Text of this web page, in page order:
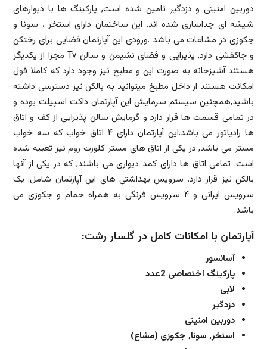
دوربین امنیتی و دزدگیر تامین شده است, پارکینگ ها با دیوارهای
شیشه ای جداسازی شده اند. این ساختمان دارای استخر ، سونا و
جکوزی در مشاعات می باشد .ورودی این آپارتمان فضایی برای رختکن
و جاکفشی دارد, پذیرایی و فضای نشیمن و سالن Tv مجزا از یکدیگر
هستند آشپزخانه به صورت اپن و مطبخ نیز وجود دارد که کاملا فول
امکانت هستند از داخل مطبخ میتوانید به بالکن نیز دسترسی داشته
باشید,همچنین سیستم سرمایش این آپارتمان داکت اسپیلت بوده و
در تمامی قسمت ها قرار دارد و گرمایش سالن پذیرایی از کف و اتاق
ها رادیاتور می باشد.این آپارتمان دارای ۴ اتاق خواب که سه خواب
مستر می باشد, در یکی از اتاق های مستر کلوزت روم نیز تعبیه شده
است. تمامی اتاق ها دارای کمد دیواری می باشند, که در یکی از آنها
بالکن نیز قرار دارد. سرویس بهداشتی های این آپارتمان شامل: یک
سرویس ایرانی و ۴ سرویس فرنگی به همراه حمام و جکوزی می
باشد.
آپارتمان با امکانات کامل در گلسار رشت:
آسانسور
پارکینگ اختصاصی 2عدد
لابی
دزدگیر
دوربین امنیتی
استخر, سونا, جکوزی (مشاع)